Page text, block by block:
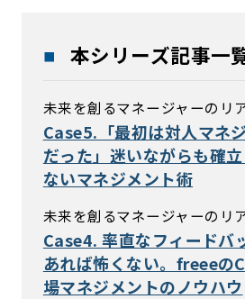
本シリーズ記事一
未来を創るマネージャーのリ
Case5.「最初は対人マネ
だった」迷いながらも確
ないマネジメント術
未来を創るマネージャーのリ
Case4. 率直なフィードバ
あれば怖くない。freeeの
場マネジメントのノウハウ